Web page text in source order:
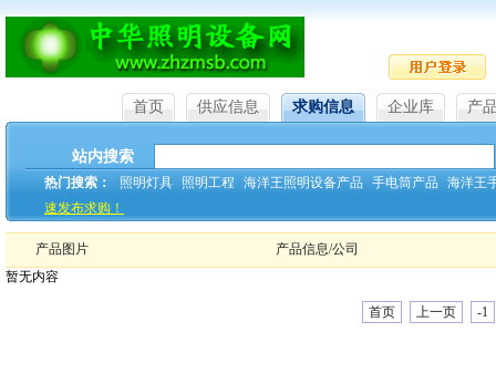
首页 供应信息 求购信息 企业库 产
站内搜索
热门搜索： 照明灯具 照明工程 海洋王照明设备产品 手电筒产品
海洋王
速发布求购！
产品图片
产品信息/公司
暂无内容
首页 上一页 -1